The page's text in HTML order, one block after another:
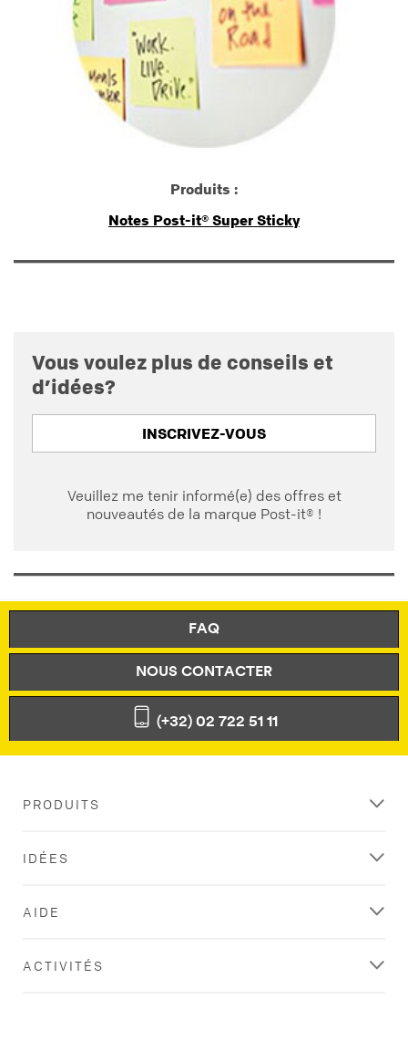
Produits :
Notes Post-it® Super Sticky
Vous voulez plus de conseils et
d’idées?
INSCRIVEZ-VOUS
Veuillez me tenir informé(e) des offres et
nouveautés de la marque Post-it® !
FAQ
NOUS CONTACTER
(+32) 02 722 51 11
PRODUITS
IDÉES
AIDE
ACTIVITÉS